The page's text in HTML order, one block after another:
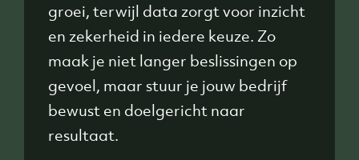
groei, terwijl data zorgt voor inzicht
en zekerheid in iedere keuze. Zo
maak je niet langer beslissingen op
gevoel, maar stuur je jouw bedrijf
bewust en doelgericht naar
resultaat.